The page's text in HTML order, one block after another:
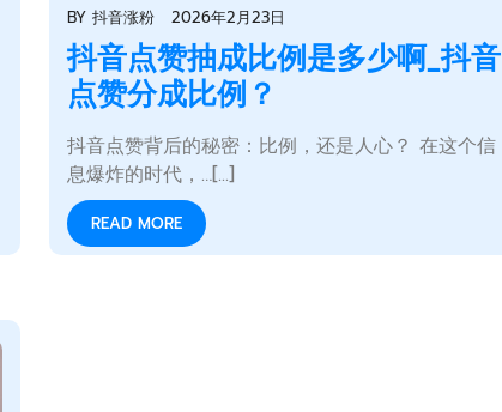
BY 抖音涨粉 2026年2月23日
抖音点赞抽成比例是多少啊_抖音
点赞分成比例？
抖音点赞背后的秘密：比例，还是人心？ 在这个信
息爆炸的时代，…[...]
READ MORE